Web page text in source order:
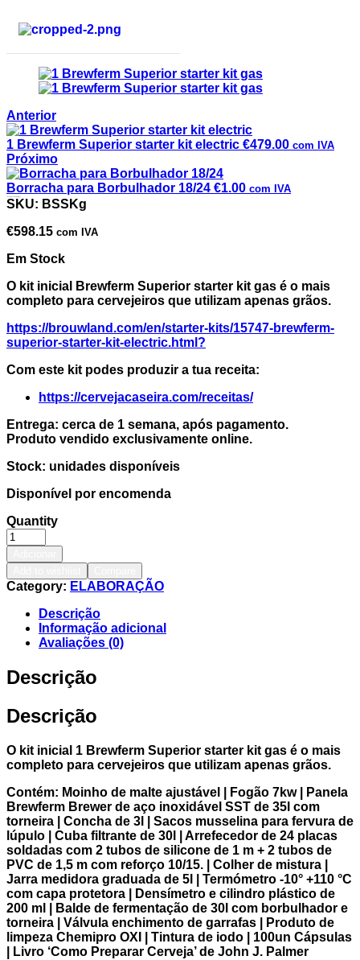
Anterior
1 Brewferm Superior starter kit electric €479.00 com IVA
Próximo
Borracha para Borbulhador 18/24 €1.00 com IVA
SKU: BSSKg
€598.15 com IVA
Em Stock
O kit inicial Brewferm Superior starter kit gas é o mais
completo para cervejeiros que utilizam apenas grãos.
https://brouwland.com/en/starter-kits/15747-brewferm-
superior-starter-kit-electric.html?
Com este kit podes produzir a tua receita:
https://cervejacaseira.com/receitas/
Entrega: cerca de 1 semana, após pagamento.
Produto vendido exclusivamente online.
Stock: unidades disponíveis
Disponível por encomenda
Quantity
Category: ELABORAÇÃO
Descrição
Informação adicional
Avaliações (0)
Descrição
Descrição
O kit inicial 1 Brewferm Superior starter kit gas é o mais
completo para cervejeiros que utilizam apenas grãos.
Contém: Moinho de malte ajustável | Fogão 7kw |
Panela
Brewferm Brewer de aço inoxidável SST de 35l com
torneira | Concha de 3l | Sacos musselina para fervura de
lúpulo | Cuba filtrante de 30l | Arrefecedor de 24 placas
soldadas com 2 tubos de silicone de 1 m + 2 tubos de
PVC de 1,5 m com reforço 10/15. | Colher de mistura |
Jarra medidora graduada de 5l | Termómetro -10° +110 °C
com capa protetora |
Densímetro e cilindro plástico de
200 ml |
Balde de fermentação de 30l com borbulhador e
torneira | Válvula enchimento de garrafas |
Produto de
limpeza Chemipro OXI | Tintura de iodo | 100un Cápsulas
Livro ‘Como Preparar Cerveja’ de John J. Palmer